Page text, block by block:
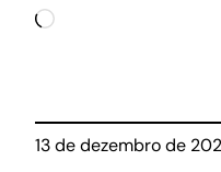
Carregando…
13 de dezembro de